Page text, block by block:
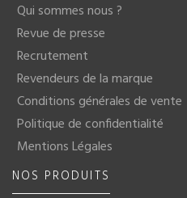
Qui sommes nous ?
Revue de presse
Recrutement
Revendeurs de la marque
Conditions générales de vente
Politique de confidentialité
Mentions Légales
NOS PRODUITS